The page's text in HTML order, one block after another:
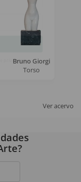
Bruno Giorgi
Torso
Ver acervo